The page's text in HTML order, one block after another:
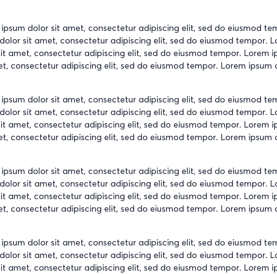
dolor sit amet, consectetur adipiscing elit, sed do eiusmod
sit amet, consectetur adipiscing elit, sed do eiusmod tempor.
consectetur adipiscing elit, sed do eiusmod tempor. Lorem
consectetur adipiscing elit, sed do eiusmod tempor. Lorem ipsum
dolor sit amet, consectetur adipiscing elit, sed do eiusmod
sit amet, consectetur adipiscing elit, sed do eiusmod tempor.
consectetur adipiscing elit, sed do eiusmod tempor. Lorem
consectetur adipiscing elit, sed do eiusmod tempor. Lorem ipsum
dolor sit amet, consectetur adipiscing elit, sed do eiusmod
sit amet, consectetur adipiscing elit, sed do eiusmod tempor.
consectetur adipiscing elit, sed do eiusmod tempor. Lorem
consectetur adipiscing elit, sed do eiusmod tempor. Lorem ipsum
dolor sit amet, consectetur adipiscing elit, sed do eiusmod
sit amet, consectetur adipiscing elit, sed do eiusmod tempor.
consectetur adipiscing elit, sed do eiusmod tempor. Lorem